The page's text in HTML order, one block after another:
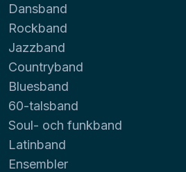
Dansband
Rockband
Jazzband
Countryband
Bluesband
60-talsband
Soul- och funkband
Latinband
Ensembler